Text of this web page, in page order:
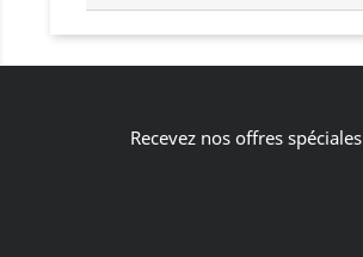
Recevez nos offres spéciales